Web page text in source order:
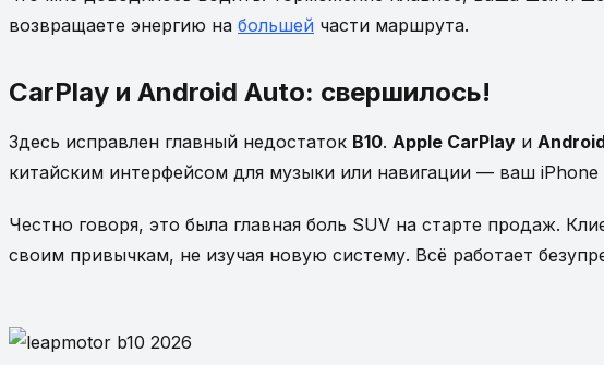
возвращаете энергию на большей части маршрута.
CarPlay и Android Auto: свершилось!
Здесь исправлен главный недостаток B10. Apple CarPlay и
китайским интерфейсом для музыки или навигации — ваш
Честно говоря, это была главная боль SUV на старте продаж.
своим привычкам, не изучая новую систему. Всё работает